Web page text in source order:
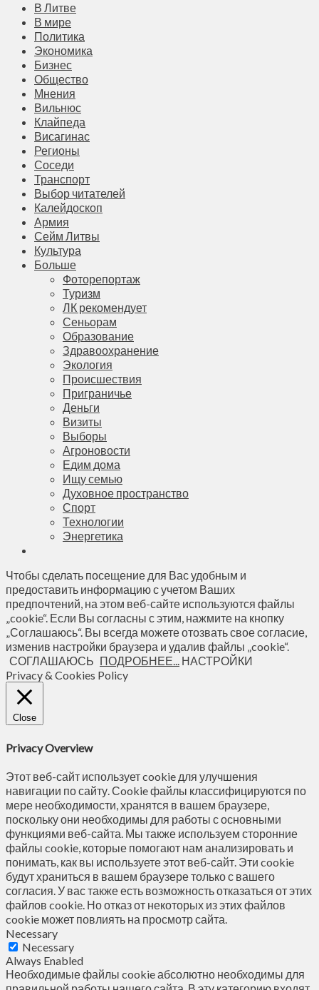
В Литве
В мире
Политика
Экономика
Бизнес
Общество
Мнения
Вильнюс
Клайпеда
Висагинас
Регионы
Соседи
Транспорт
Выбор читателей
Калейдоскоп
Армия
Сейм Литвы
Культура
Больше
Фоторепортаж
Туризм
ЛК рекомендует
Сеньорам
Образование
Здравоохранение
Экология
Происшествия
Приграничье
Деньги
Визиты
Выборы
Агроновости
Едим дома
Ищу семью
Духовное пространство
Спорт
Технологии
Энергетика
Чтобы сделать посещение для Вас удобным и
предоставить информацию с учетом Ваших
предпочтений, на этом веб-сайте используются файлы
„cookie“. Если Вы согласны с этим, нажмите на кнопку
„Соглашаюсь“. Вы всегда можете отозвать свое согласие,
изменив настройки браузера и удалив файлы „cookie“.
СОГЛАШАЮСЬ ПОДРОБНЕЕ... НАСТРОЙКИ
Privacy & Cookies Policy
Close
Privacy Overview
Этот веб-сайт использует cookie для улучшения
навигации по сайту. Сookie файлы классифицируются по
мере необходимости, хранятся в вашем браузере,
поскольку они необходимы для работы с основными
функциями веб-сайта. Мы также используем сторонние
файлы cookie, которые помогают нам анализировать и
понимать, как вы используете этот веб-сайт. Эти cookie
будут храниться в вашем браузере только с вашего
согласия. У вас также есть возможность отказаться от этих
файлов cookie. Но отказ от некоторых из этих файлов
cookie может повлиять на просмотр сайта.
Necessary
Necessary
Always Enabled
Необходимые файлы cookie абсолютно необходимы для